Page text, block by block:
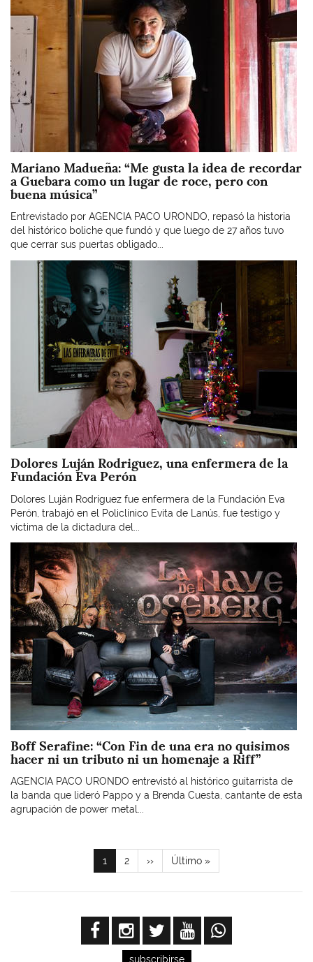
Mariano Madueña: “Me gusta la idea de recordar
a Guebara como un lugar de roce, pero con
buena música”
Entrevistado por AGENCIA PACO URONDO, repasó la historia
del histórico boliche que fundó y que luego de 27 años tuvo
que cerrar sus puertas obligado...
Imagen
Dolores Luján Rodriguez, una enfermera de la
Fundación Eva Perón
Dolores Luján Rodríguez fue enfermera de la Fundación Eva
Perón, trabajó en el Policlínico Evita de Lanús, fue testigo y
víctima de la dictadura del...
Imagen
Boff Serafine: “Con Fin de una era no quisimos
hacer ni un tributo ni un homenaje a Riff”
AGENCIA PACO URONDO entrevistó al histórico guitarrista de
la banda que lideró Pappo y a Brenda Cuesta, cantante de esta
agrupación de power metal...
Página
actual
1 Page
2
Siguiente
página
››
Última
página
Último »
subscribirse